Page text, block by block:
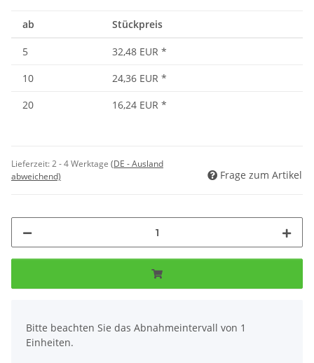
ab Stückpreis
5 32,48 EUR *
10
24,36 EUR *
20
16,24 EUR *
Lieferzeit:2 - 4 Werktage (DE - Ausland
abweichend)
Frage zum Artikel
Bitte beachten Sie das Abnahmeintervall von 1
Einheiten.